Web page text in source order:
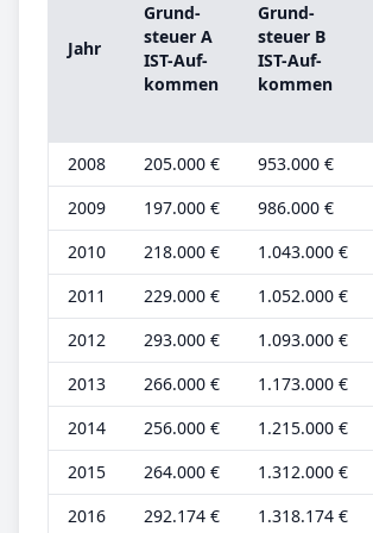
Jahr
Grund­
steu­er A
IST-­Auf­
kom­men
Grund­
steu­er B
IST-­Auf­
kom­men
2008 205.000 € 953.000 €
2009
197.000 € 986.000 €
2010
218.000 € 1.043.000 €
2011
229.000 € 1.052.000 €
2012
293.000 € 1.093.000 €
2013
266.000 € 1.173.000 €
2014
256.000 € 1.215.000 €
2015
264.000 € 1.312.000 €
2016
292.174 € 1.318.174 €